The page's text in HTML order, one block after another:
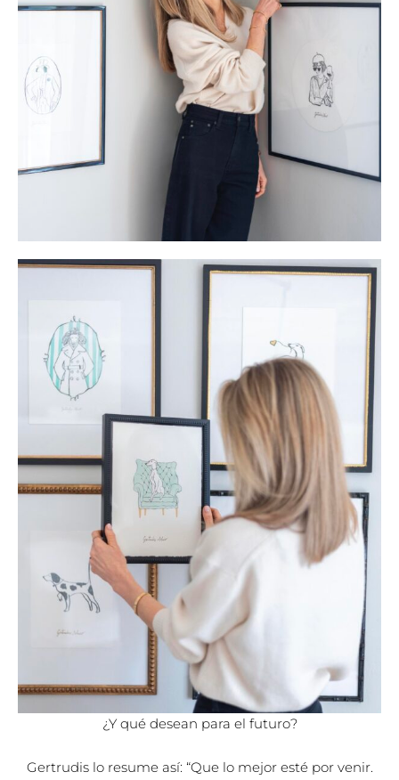
¿Y qué desean para el futuro?
Gertrudis lo resume así: “Que lo mejor esté por venir.